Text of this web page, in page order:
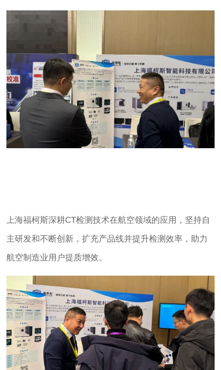
上海福柯斯深耕CT检测技术在航空领域的应用，坚持自
主研发和不断创新，扩充产品线并提升检测效率，助力
航空制造业用户提质增效。